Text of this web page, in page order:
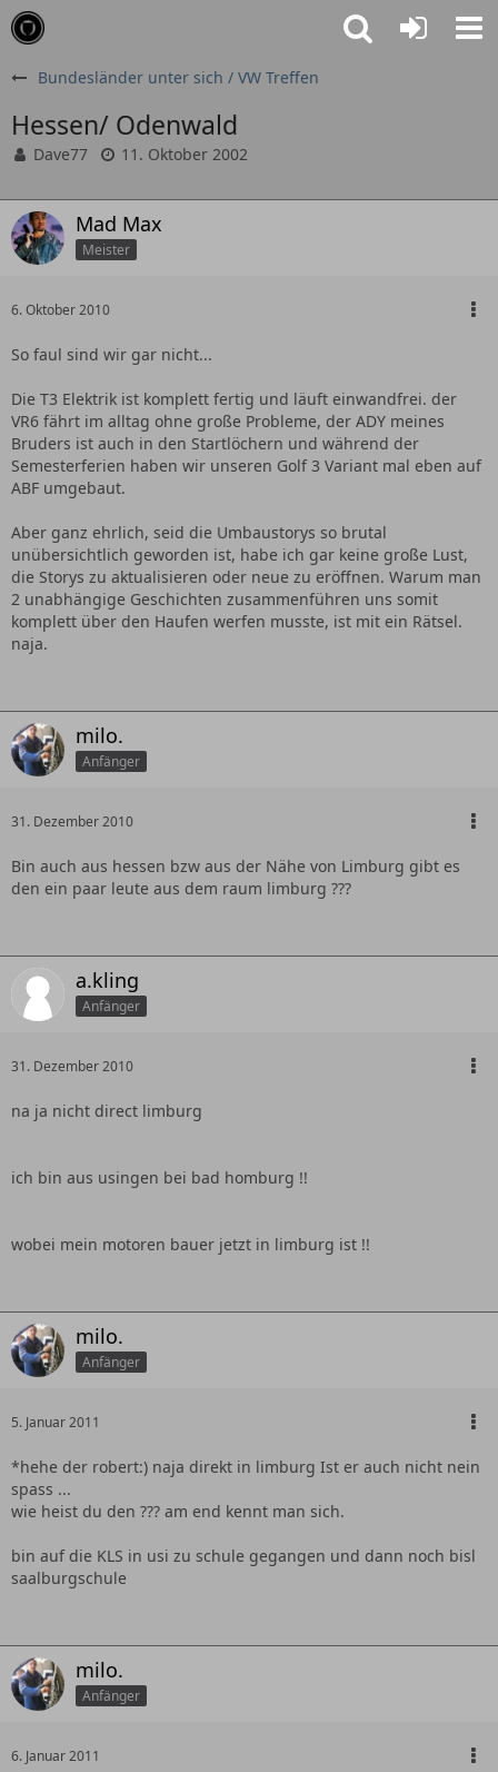
Bundesländer unter sich / VW Treffen
Hessen/ Odenwald
Dave77 11. Oktober 2002
Mad Max
Meister
6. Oktober 2010
So faul sind wir gar nicht...
Die T3 Elektrik ist komplett fertig und läuft einwandfrei. der
VR6 fährt im alltag ohne große Probleme, der ADY meines
Bruders ist auch in den Startlöchern und während der
Semesterferien haben wir unseren Golf 3 Variant mal eben auf
ABF umgebaut.
Aber ganz ehrlich, seid die Umbaustorys so brutal
unübersichtlich geworden ist, habe ich gar keine große Lust,
die Storys zu aktualisieren oder neue zu eröffnen. Warum man
2 unabhängige Geschichten zusammenführen uns somit
komplett über den Haufen werfen musste, ist mit ein Rätsel.
naja.
milo.
Anfänger
31. Dezember 2010
Bin auch aus hessen bzw aus der Nähe von Limburg gibt es
den ein paar leute aus dem raum limburg ???
a.kling
Anfänger
31. Dezember 2010
na ja nicht direct limburg
ich bin aus usingen bei bad homburg !!
wobei mein motoren bauer jetzt in limburg ist !!
milo.
Anfänger
5. Januar 2011
*hehe der robert:) naja direkt in limburg Ist er auch nicht nein
spass ...
wie heist du den ??? am end kennt man sich.
bin auf die KLS in usi zu schule gegangen und dann noch bisl
saalburgschule
milo.
Anfänger
6. Januar 2011